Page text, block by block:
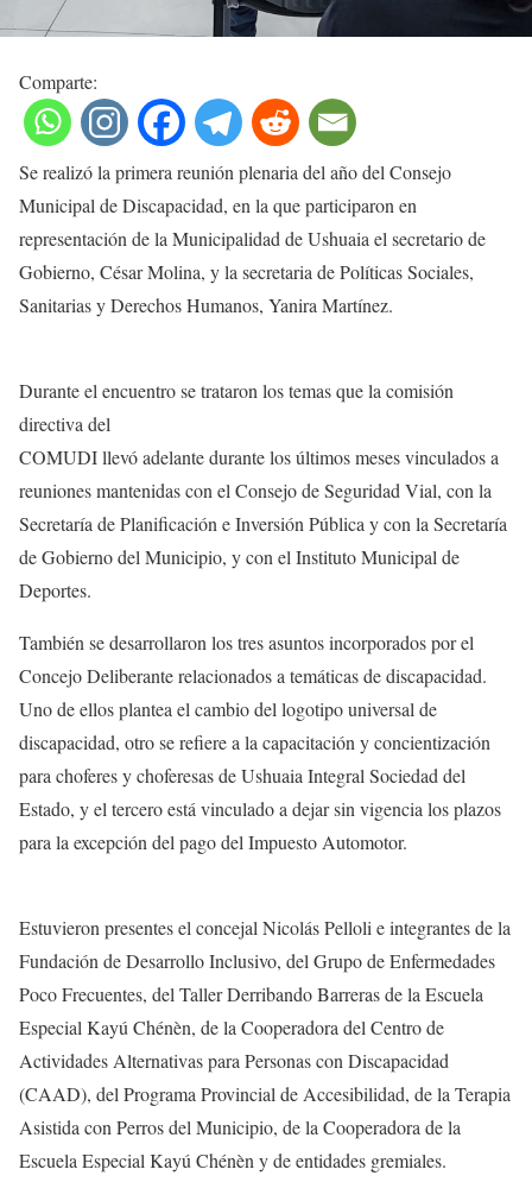
Comparte:
Se realizó la primera reunión plenaria del año del Consejo
Municipal de Discapacidad, en la que participaron en
representación de la Municipalidad de Ushuaia el secretario de
Gobierno, César Molina, y la secretaria de Políticas Sociales,
Sanitarias y Derechos Humanos, Yanira Martínez.
Durante el encuentro se trataron los temas que la comisión
directiva del
COMUDI llevó adelante durante los últimos meses vinculados a
reuniones mantenidas con el Consejo de Seguridad Vial, con la
Secretaría de Planificación e Inversión Pública y con la Secretaría
de Gobierno del Municipio, y con el Instituto Municipal de
Deportes.
También se desarrollaron los tres asuntos incorporados por el
Concejo Deliberante relacionados a temáticas de discapacidad.
Uno de ellos plantea el cambio del logotipo universal de
discapacidad, otro se refiere a la capacitación y concientización
para choferes y choferesas de Ushuaia Integral Sociedad del
Estado, y el tercero está vinculado a dejar sin vigencia los plazos
para la excepción del pago del Impuesto Automotor.
Estuvieron presentes el concejal Nicolás Pelloli e integrantes de la
Fundación de Desarrollo Inclusivo, del Grupo de Enfermedades
Poco Frecuentes, del Taller Derribando Barreras de la Escuela
Especial Kayú Chénèn, de la Cooperadora del Centro de
Actividades Alternativas para Personas con Discapacidad
(CAAD), del Programa Provincial de Accesibilidad, de la Terapia
Asistida con Perros del Municipio, de la Cooperadora de la
Escuela Especial Kayú Chénèn y de entidades gremiales.